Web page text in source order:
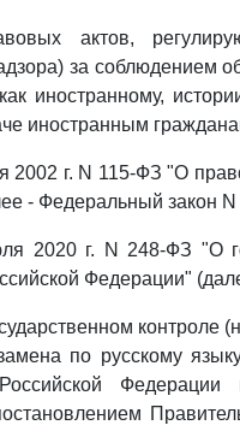
актов,
за соблюдением
иностранному,
иностранным
2002 г. N 115-ФЗ "О
- Федеральный закон
2020 г. N 248-ФЗ "О
Федерации"
контроле
по русскому
Российской